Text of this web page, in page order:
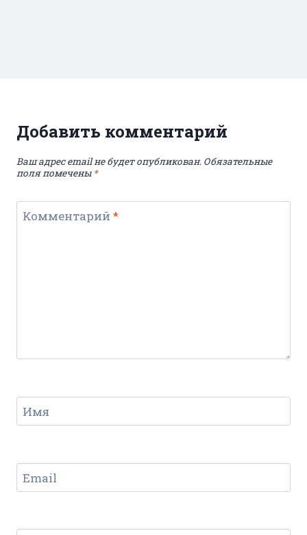
Добавить комментарий
Ваш адрес email не будет опубликован. Обязательные
поля помечены *
Комментарий *
Имя
Email